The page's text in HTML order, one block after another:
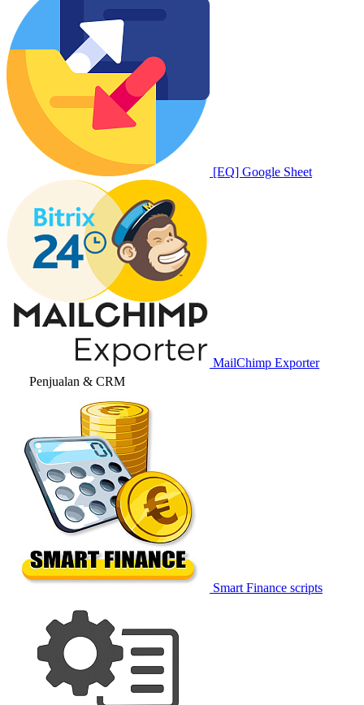
[EQ] Google Sheet
MailChimp Exporter
Penjualan & CRM
Smart Finance scripts